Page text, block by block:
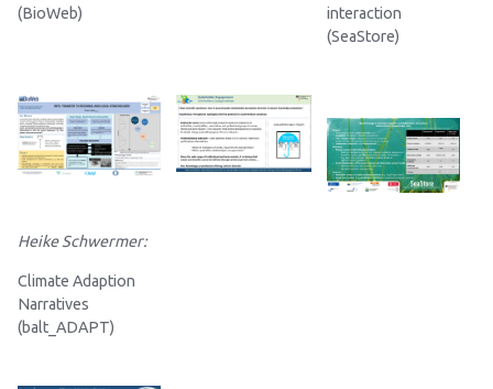
(BioWeb)
interaction
(SeaStore)
Heike Schwermer:
Climate Adaption
Narratives
(balt_ADAPT)